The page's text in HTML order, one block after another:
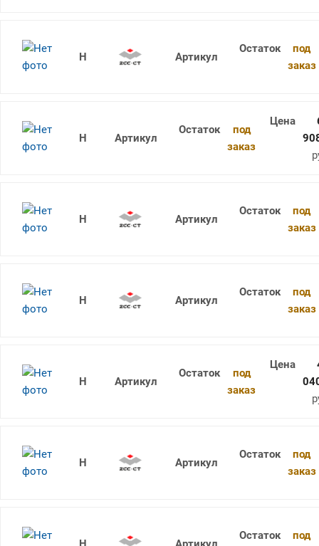
1736SU05C-1140 KDG303
под
заказ
1736SU05C-1145 KDG303
под
заказ
1736SU05C-0840 KDG303
под
заказ
1736SU05C-0740 KDG303
под
заказ
1736SU05C-0745 KDG303
под
заказ
1736SU05C-0750 KDG303
под
заказ
под